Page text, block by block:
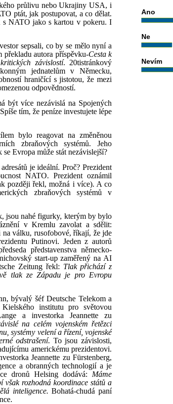
průlivu nebo Ukrajiny USA, i
ptát, jak postupovat, a co dělat.
s NATO jako s kartou v pokeru. I
sepsali, co by se mělo nyní a
překladu autora příspěvku-Cesta k
závislostí. 20tistránkový
jednatelům v Německu,
hraničící s jistotou, že mezi
odpovědností.
být více nezávislá na Spojených
tím, že peníze investujete lépe
bylo reagovat na změněnou
zbraňových systémů. Jeho
Evropa může stát nezávislejší?
je ideální. Proč? Prezident
NATO. Prezident oznámil
později řekl, možná i více). A co
zbraňových systémů v
jsou nahé figurky, kterým by bylo
v Kremlu zavolat a sdělit:
válku, rusofobové, říkají, že jde
Putinovi. Jeden z autorů
představenstva německo-
start-up zaměřený na AI
Zeitung řekl: Tlak přichází z
tlak ze Západu je pro Evropu
bývalý šéf Deutsche Telekom a
institutu pro světovou
a investorka Jeannette zu
na celém vojenském řetězci
systémy velení a řízení, vojenské
odstrašení. To jsou závislosti,
americkému prezidentovi.
Jeannette zu Fürstenberg,
a obranných technologií a je
dronů Helsing dodává: Máme
však rozhodná koordinace států a
inteligence. Bohatá-chudá paní
Ano
Ne
Nevím